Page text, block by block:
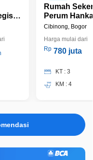
Rumah
Perum
Cibinong
Cibinong, Bogor
Harga mulai dari
Rp 780 juta
KT : 3
KM : 4